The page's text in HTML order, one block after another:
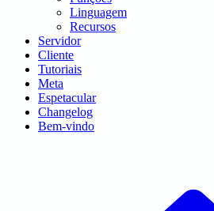
Linguagem
Recursos
Servidor
Cliente
Tutoriais
Meta
Espetacular
Changelog
Bem-vindo